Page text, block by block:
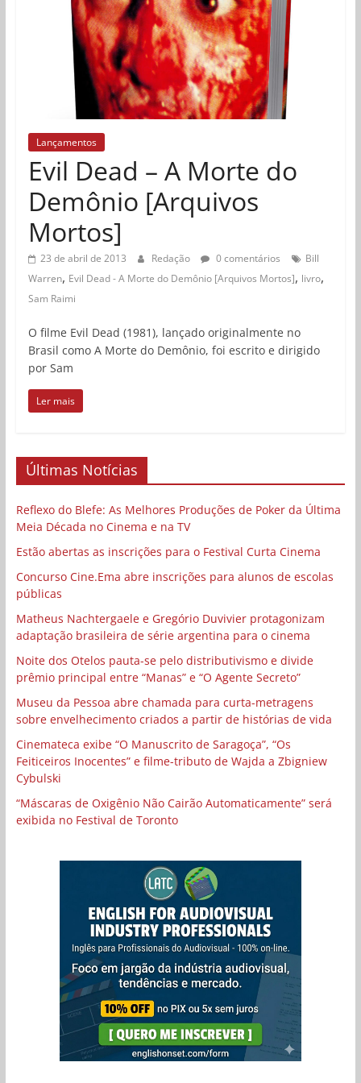
Lançamentos
Evil Dead – A Morte do
Demônio [Arquivos
Mortos]
23 de abril de 2013 Redação 0 comentários
Bill
Warren, Evil Dead - A Morte do Demônio [Arquivos Mortos], livro,
Sam Raimi
O filme Evil Dead (1981), lançado originalmente no
Brasil como A Morte do Demônio, foi escrito e dirigido
por Sam
Ler mais
Últimas Notícias
Reflexo do Blefe: As Melhores Produções de Poker da Última
Meia Década no Cinema e na TV
Estão abertas as inscrições para o Festival Curta Cinema
Concurso Cine.Ema abre inscrições para alunos de escolas
públicas
Matheus Nachtergaele e Gregório Duvivier protagonizam
adaptação brasileira de série argentina para o cinema
Noite dos Otelos pauta-se pelo distributivismo e divide
prêmio principal entre “Manas” e “O Agente Secreto”
Museu da Pessoa abre chamada para curta-metragens
sobre envelhecimento criados a partir de histórias de vida
Cinemateca exibe “O Manuscrito de Saragoça”, “Os
Feiticeiros Inocentes” e filme-tributo de Wajda a Zbigniew
Cybulski
“Máscaras de Oxigênio Não Cairão Automaticamente” será
exibida no Festival de Toronto